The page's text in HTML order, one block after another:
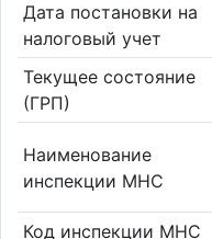
Дата постановки на
налоговый учет
Текущее состояние
(ГРП)
Наименование
инспекции МНС
Код инспекции МНС